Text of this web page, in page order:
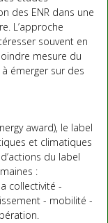
des ENR dans une
L’approche
souvent en
mesure du
émerger sur des
award), le label
et climatiques
du label
:
collectivité -
- mobilité -